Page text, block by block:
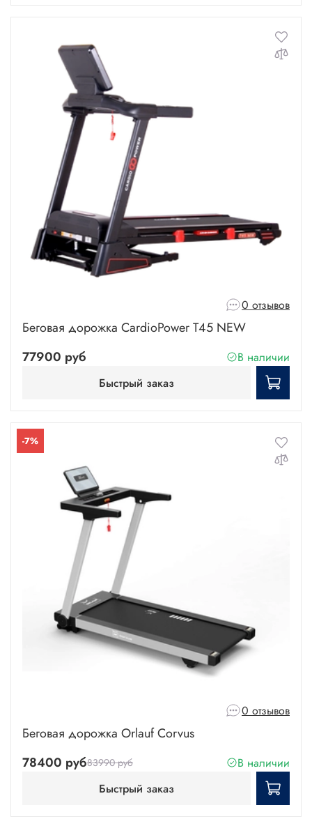
0 отзывов
Беговая дорожка CardioPower T45 NEW
77900 руб
В наличии
Быстрый заказ
-7%
0 отзывов
Беговая дорожка Orlauf Corvus
78400 руб83990 руб
В наличии
Быстрый заказ